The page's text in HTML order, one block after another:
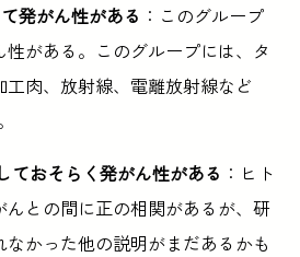
発がん性がある ：このグループ
がある。このグループには、タ
肉、放射線、電離放射線など
ておそらく発がん性がある ：ヒト
んとの間に正の相関があるが、研
かった他の説明がまだあるかも